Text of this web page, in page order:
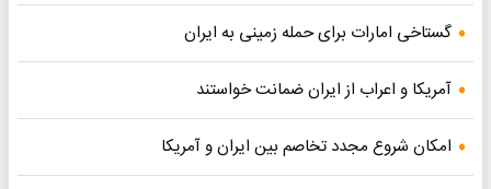
گستاخی امارات برای حمله زمینی به ایران
آمریکا و اعراب از ایران ضمانت خواستند
امکان شروع مجدد تخاصم‌ بین ایران و آمریکا